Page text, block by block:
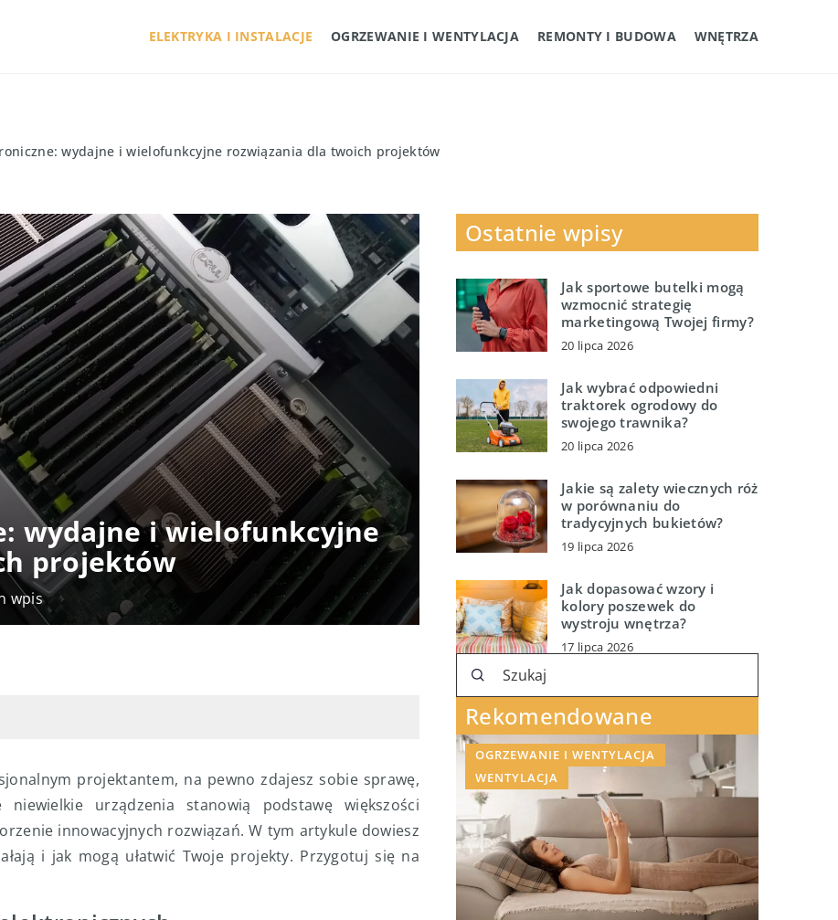
ELEKTRYKA I INSTALACJE OGRZEWANIE I WENTYLACJA REMONTY I BUDOWA WNĘTRZA
wydajne i wielofunkcyjne rozwiązania dla twoich projektów
wydajne i wielofunkcyjne
projektów
wpis
projektantem, na pewno zdajesz sobie sprawę,
urządzenia stanowią podstawę większości
innowacyjnych rozwiązań. W tym artykule dowiesz
i jak mogą ułatwić Twoje projekty. Przygotuj się na
Ostatnie wpisy
Jak sportowe butelki mogą
wzmocnić strategię
marketingową Twojej firmy?
20 lipca 2026
Jak wybrać odpowiedni
traktorek ogrodowy do
swojego trawnika?
20 lipca 2026
Jakie są zalety wiecznych róż
w porównaniu do
tradycyjnych bukietów?
19 lipca 2026
Jak dopasować wzory i
kolory poszewek do
wystroju wnętrza?
17 lipca 2026
Rekomendowane
OGRZEWANIE I WENTYLACJA
WENTYLACJA